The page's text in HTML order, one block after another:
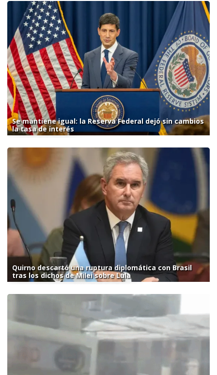
Se mantiene igual: la Reserva Federal dejó sin cambios
la tasa de interés
Quirno descartó una ruptura diplomática con Brasil
tras los dichos de Milei sobre Lula